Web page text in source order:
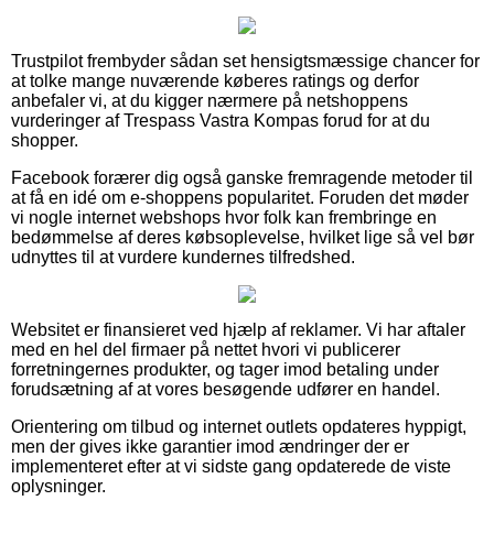
Trustpilot frembyder sådan set hensigtsmæssige chancer for
at tolke mange nuværende køberes ratings og derfor
anbefaler vi, at du kigger nærmere på netshoppens
vurderinger af Trespass Vastra Kompas forud for at du
shopper.
Facebook forærer dig også ganske fremragende metoder til
at få en idé om e-shoppens popularitet. Foruden det møder
vi nogle internet webshops hvor folk kan frembringe en
bedømmelse af deres købsoplevelse, hvilket lige så vel bør
udnyttes til at vurdere kundernes tilfredshed.
Websitet er finansieret ved hjælp af reklamer. Vi har aftaler
med en hel del firmaer på nettet hvori vi publicerer
forretningernes produkter, og tager imod betaling under
forudsætning af at vores besøgende udfører en handel.
Orientering om tilbud og internet outlets opdateres hyppigt,
men der gives ikke garantier imod ændringer der er
implementeret efter at vi sidste gang opdaterede de viste
oplysninger.